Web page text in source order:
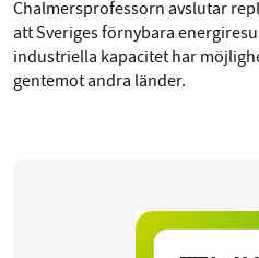
Chalmersprofessorn avslutar
att Sveriges förnybara
industriella kapacitet har
gentemot andra länder.